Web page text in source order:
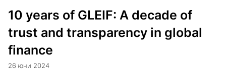
10 years of GLEIF: A decade of
trust and transparency in global
finance
26 юни 2024